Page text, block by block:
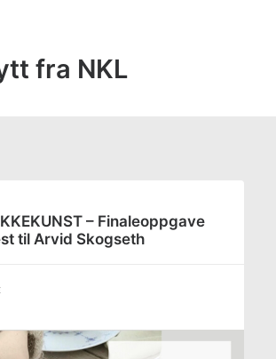
fra NKL
– Finaleoppgave
til Arvid Skogseth